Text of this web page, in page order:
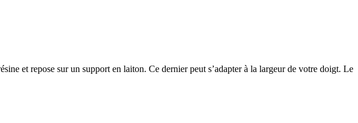
et repose sur un support en laiton. Ce dernier peut s’adapter à la largeur de votre doigt. Le